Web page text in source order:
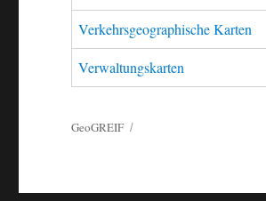
Verkehrsgeographische Karten
Verwaltungskarten
GeoGREIF